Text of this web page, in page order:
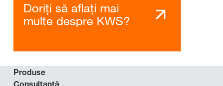
Doriți să aflați mai
multe despre KWS?
Produse